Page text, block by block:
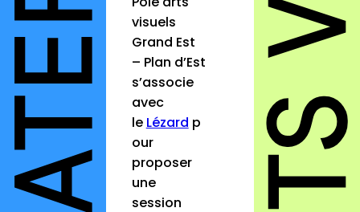
visuels
Grand Est
– Plan d’Est
s’associe
avec
le Lézard p
our
proposer
une
session